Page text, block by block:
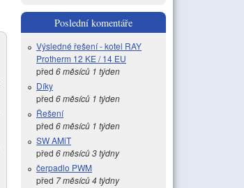
Poslední komentáře
Výsledné řešení - kotel RAY
Protherm 12 KE / 14 EU
před 6 měsíců 1 týden
Díky
před 6 měsíců 1 týden
Řešení
před 6 měsíců 1 týden
SW AMiT
před 6 měsíců 3 týdny
čerpadlo PWM
před 7 měsíců 4 týdny